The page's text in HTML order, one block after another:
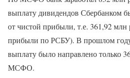
выплату дивидендов Сбербанком
от чистой прибыли, т.е. 361,92 млн
прибыли по РСБУ). В прошлом
выплату было направлено только
МСФО.